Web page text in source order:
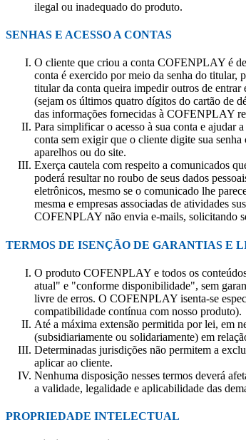
ilegal ou inadequado do produto.
SENHAS E ACESSO A CONTAS
O cliente que criou a conta COFENPLAY é
conta é exercido por meio da senha do titular,
titular da conta queira impedir outros de
(sejam os últimos quatro dígitos do cartão de
das informações fornecidas à COFENPLAY
Para simplificar o acesso à sua conta e ajudar
conta sem exigir que o cliente digite sua
aparelhos ou do site.
Exerça cautela com respeito a comunicados
poderá resultar no roubo de seus dados
eletrônicos, mesmo se o comunicado lhe
mesma e empresas associadas de atividades
COFENPLAY não envia e-mails, solicitando
TERMOS DE ISENÇÃO DE GARANTIAS E
O produto COFENPLAY e todos os
atual" e "conforme disponibilidade", sem
livre de erros. O COFENPLAY isenta-se
compatibilidade contínua com nosso produto).
Até a máxima extensão permitida por lei, em
(subsidiariamente ou solidariamente) em
Determinadas jurisdições não permitem a
aplicar ao cliente.
Nenhuma disposição nesses termos deverá
a validade, legalidade e aplicabilidade das
PROPRIEDADE INTELECTUAL